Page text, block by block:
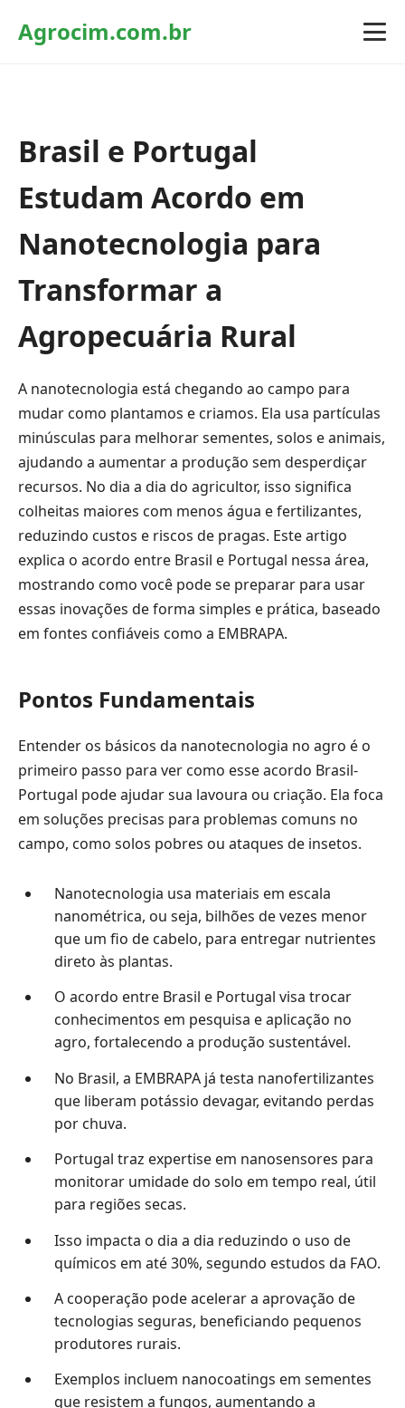
Agrocim.com.br
Brasil e Portugal
Estudam Acordo em
Nanotecnologia para
Transformar a
Agropecuária Rural
A nanotecnologia está chegando ao campo para
mudar como plantamos e criamos. Ela usa partículas
minúsculas para melhorar sementes, solos e animais,
ajudando a aumentar a produção sem desperdiçar
recursos. No dia a dia do agricultor, isso significa
colheitas maiores com menos água e fertilizantes,
reduzindo custos e riscos de pragas. Este artigo
explica o acordo entre Brasil e Portugal nessa área,
mostrando como você pode se preparar para usar
essas inovações de forma simples e prática, baseado
em fontes confiáveis como a EMBRAPA.
Pontos Fundamentais
Entender os básicos da nanotecnologia no agro é o
primeiro passo para ver como esse acordo Brasil-
Portugal pode ajudar sua lavoura ou criação. Ela foca
em soluções precisas para problemas comuns no
campo, como solos pobres ou ataques de insetos.
Nanotecnologia usa materiais em escala
nanométrica, ou seja, bilhões de vezes menor
que um fio de cabelo, para entregar nutrientes
direto às plantas.
O acordo entre Brasil e Portugal visa trocar
conhecimentos em pesquisa e aplicação no
agro, fortalecendo a produção sustentável.
No Brasil, a EMBRAPA já testa nanofertilizantes
que liberam potássio devagar, evitando perdas
por chuva.
Portugal traz expertise em nanosensores para
monitorar umidade do solo em tempo real, útil
para regiões secas.
Isso impacta o dia a dia reduzindo o uso de
químicos em até 30%, segundo estudos da FAO.
A cooperação pode acelerar a aprovação de
tecnologias seguras, beneficiando pequenos
produtores rurais.
Exemplos incluem nanocoatings em sementes
que resistem a fungos, aumentando a